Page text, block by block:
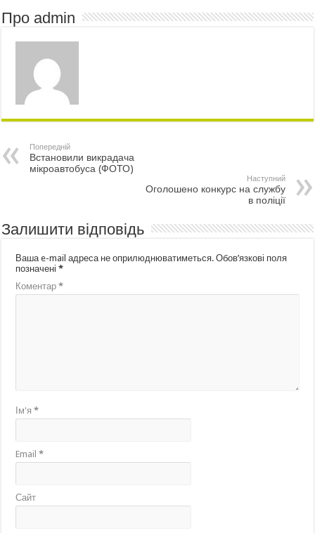
Про admin
Попередній
Встановили викрадача
мікроавтобуса (ФОТО)
Наступний
Оголошено конкурс на службу
в поліції
Залишити відповідь
Ваша e-mail адреса не оприлюднюватиметься. Обов’язкові поля
позначені*
Коментар*
Ім'я*
Email*
Сайт